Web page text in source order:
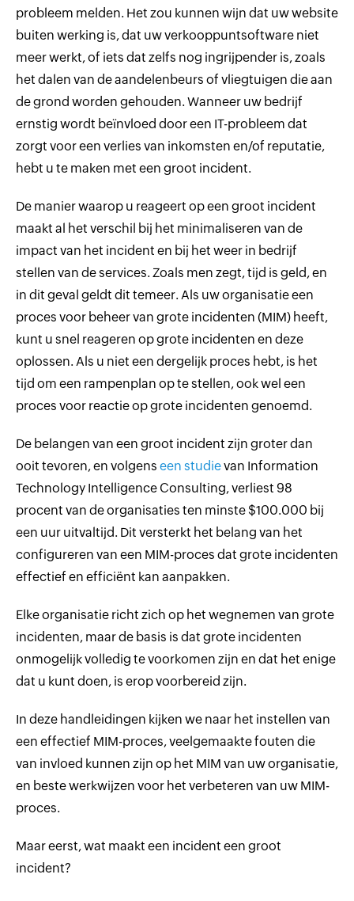
probleem melden. Het zou kunnen wijn dat uw website
buiten werking is, dat uw verkooppuntsoftware niet
meer werkt, of iets dat zelfs nog ingrijpender is, zoals
het dalen van de aandelenbeurs of vliegtuigen die aan
de grond worden gehouden. Wanneer uw bedrijf
ernstig wordt beïnvloed door een IT-probleem dat
zorgt voor een verlies van inkomsten en/of reputatie,
hebt u te maken met een groot incident.
De manier waarop u reageert op een groot incident
maakt al het verschil bij het minimaliseren van de
impact van het incident en bij het weer in bedrijf
stellen van de services. Zoals men zegt, tijd is geld, en
in dit geval geldt dit temeer. Als uw organisatie een
proces voor beheer van grote incidenten (MIM) heeft,
kunt u snel reageren op grote incidenten en deze
oplossen. Als u niet een dergelijk proces hebt, is het
tijd om een rampenplan op te stellen, ook wel een
proces voor reactie op grote incidenten genoemd.
De belangen van een groot incident zijn groter dan
ooit tevoren, en volgens een studievan Information
Technology Intelligence Consulting, verliest 98
procent van de organisaties ten minste $100.000 bij
een uur uitvaltijd. Dit versterkt het belang van het
configureren van een MIM-proces dat grote incidenten
effectief en efficiënt kan aanpakken.
Elke organisatie richt zich op het wegnemen van grote
incidenten, maar de basis is dat grote incidenten
onmogelijk volledig te voorkomen zijn en dat het enige
dat u kunt doen, is erop voorbereid zijn.
In deze handleidingen kijken we naar het instellen van
een effectief MIM-proces, veelgemaakte fouten die
van invloed kunnen zijn op het MIM van uw organisatie,
en beste werkwijzen voor het verbeteren van uw MIM-
proces.
Maar eerst, wat maakt een incident een groot
incident?